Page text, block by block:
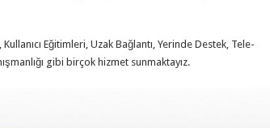
Eğitimleri, Uzak Bağlantı, Yerinde Destek, Tele-
gibi birçok hizmet sunmaktayız.